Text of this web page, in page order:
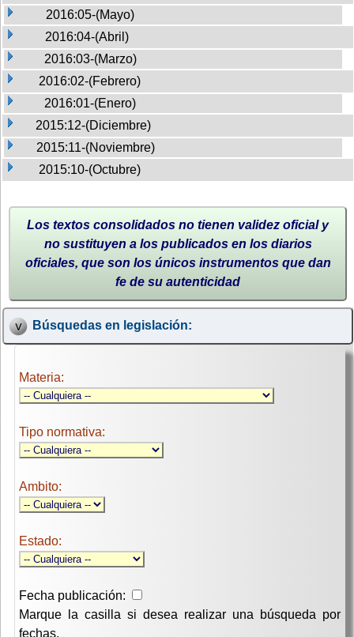
2016:05-(Mayo)
2016:04-(Abril)
2016:03-(Marzo)
2016:02-(Febrero)
2016:01-(Enero)
2015:12-(Diciembre)
2015:11-(Noviembre)
2015:10-(Octubre)
Los textos consolidados no tienen validez oficial y
no sustituyen a los publicados en los diarios
oficiales, que son los únicos instrumentos que dan
fe de su autenticidad
Búsquedas en legislación:
Materia:
Tipo normativa:
Ambito:
Estado:
Fecha publicación:
Marque la casilla si desea realizar una búsqueda por
fechas.